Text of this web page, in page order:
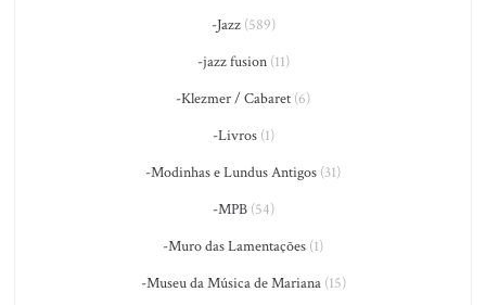
-Jazz(589)
-jazz fusion(11)
-Klezmer / Cabaret (6)
-Livros(1)
-Modinhas e Lundus Antigos (31)
-MPB(54)
-Muro das Lamentações (1)
-Museu da Música de Mariana(15)